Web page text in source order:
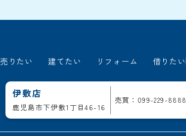
売りたい 建てたい リフォーム 借りたい
伊敷店
鹿児島市下伊敷1丁目46-16
売買：099-229-8888